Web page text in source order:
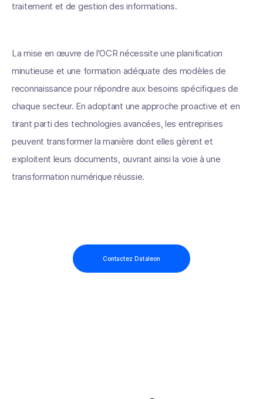
traitement et de gestion des informations.
La mise en œuvre de l'OCR nécessite une planification
minutieuse et une formation adéquate des modèles de
reconnaissance pour répondre aux besoins spécifiques de
chaque secteur. En adoptant une approche proactive et en
tirant parti des technologies avancées, les entreprises
peuvent transformer la manière dont elles gèrent et
exploitent leurs documents, ouvrant ainsi la voie à une
transformation numérique réussie.
Contactez Dataleon